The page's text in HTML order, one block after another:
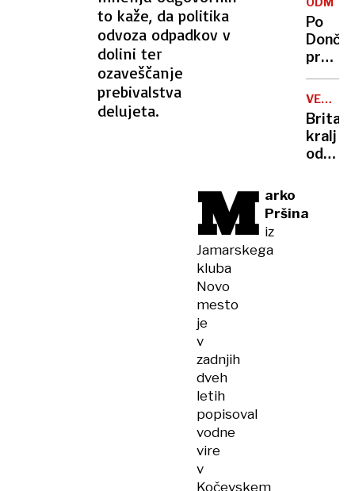
to kaže, da politika
odvoza odpadkov v
dolini ter
ozaveščanje
prebivalstva
delujeta.
M arko
Pršina
iz
Jamarskega
kluba
Novo
mesto
je
v
zadnjih
dveh
letih
popisoval
vodne
vire
v
Kočevskem
vlade
Po
Karma
je
psica,
Nico
pa
njen
VELIKA
kralj